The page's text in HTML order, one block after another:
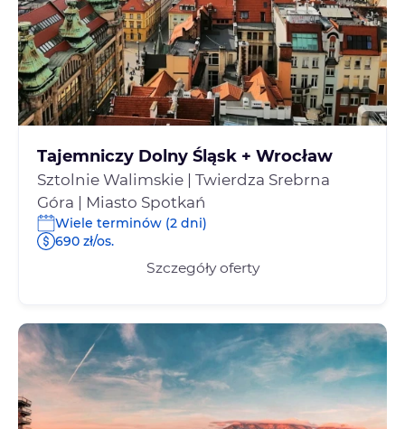
Tajemniczy Dolny Śląsk + Wrocław
Sztolnie Walimskie | Twierdza Srebrna
Góra | Miasto Spotkań
Wiele terminów (2 dni)
690 zł/os.
Szczegóły oferty